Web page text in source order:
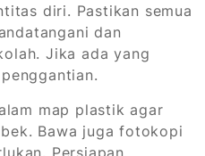
diri. Pastikan semua
dan
Jika ada yang
map plastik agar
Bawa juga fotokopi
Persiapan